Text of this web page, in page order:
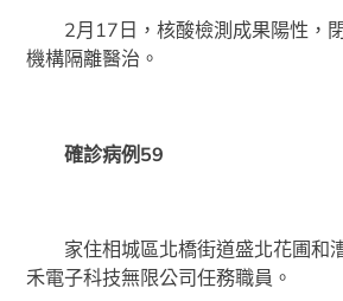
2月17日，核酸檢測成果陽性，
機構隔離醫治。
確診病例59
家住相城區北橋街道盛北花圃和
禾電子科技無限公司任務職員。